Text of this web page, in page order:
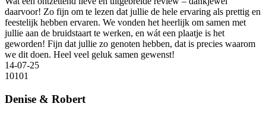
daarvoor! Zo fijn om te lezen dat jullie de hele ervaring als prettig en
feestelijk hebben ervaren. We vonden het heerlijk om samen met
jullie aan de bruidstaart te werken, en wát een plaatje is het
geworden! Fijn dat jullie zo genoten hebben, dat is precies waarom
we dit doen. Heel veel geluk samen gewenst!
14-07-25
10101
Denise & Robert